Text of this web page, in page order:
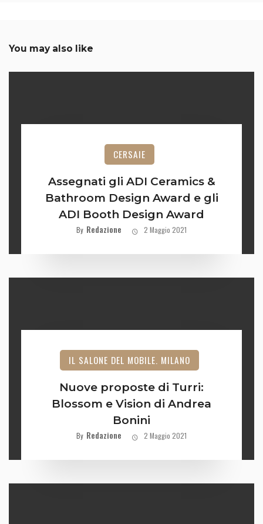
You may also like
CERSAIE
Assegnati gli ADI Ceramics &
Bathroom Design Award e gli
ADI Booth Design Award
By Redazione 2 Maggio 2021
IL SALONE DEL MOBILE. MILANO
Nuove proposte di Turri:
Blossom e Vision di Andrea
Bonini
By Redazione 2 Maggio 2021